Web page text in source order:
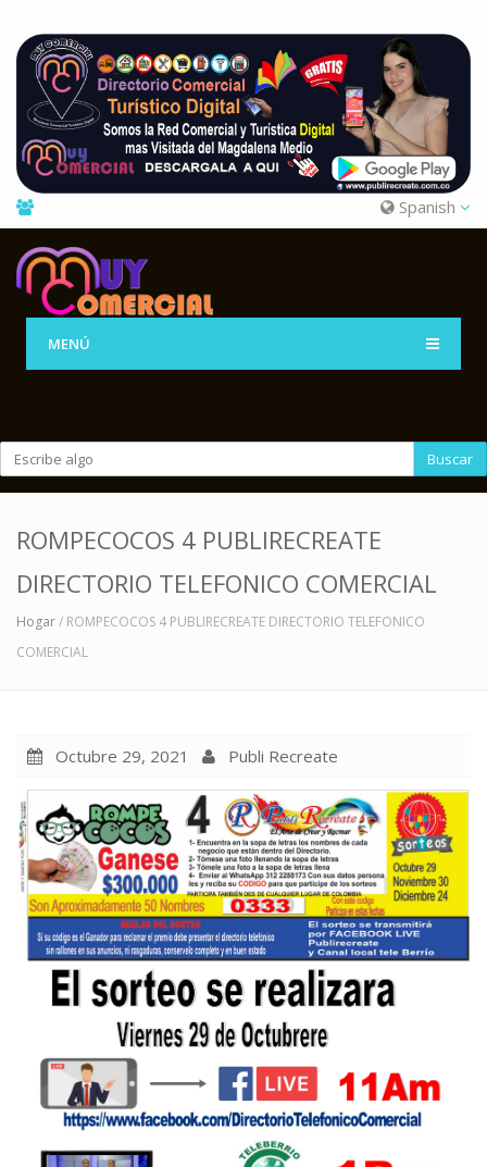
Spanish
MENÚ
Buscar
ROMPECOCOS 4 PUBLIRECREATE
DIRECTORIO TELEFONICO COMERCIAL
Hogar/ ROMPECOCOS 4 PUBLIRECREATE DIRECTORIO TELEFONICO
COMERCIAL
Octubre 29, 2021 Publi Recreate